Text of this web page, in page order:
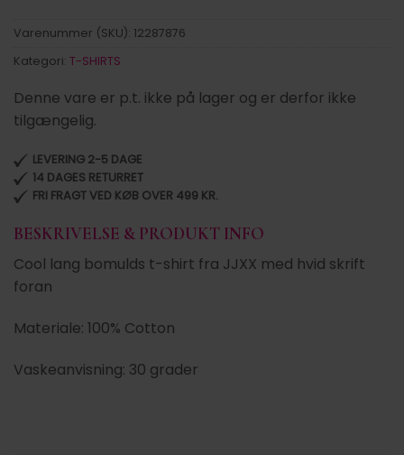
Varenummer (SKU): 12287876
Kategori: T-SHIRTS
Denne vare er p.t. ikke på lager og er derfor ikke
tilgængelig.
LEVERING 2-5 DAGE
14 DAGES RETURRET
FRI FRAGT VED KØB OVER 499 KR.
BESKRIVELSE & PRODUKT INFO
Cool lang bomulds t-shirt fra JJXX med hvid skrift
foran
Materiale: 100% Cotton
Vaskeanvisning: 30 grader